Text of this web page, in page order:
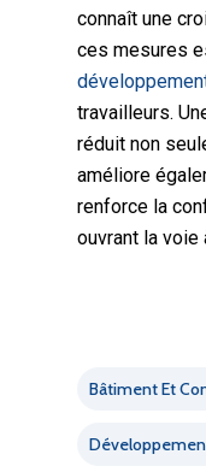
connaît une
ces mesures
travailleurs.
réduit non
améliore
renforce la
ouvrant la
Bâtiment Et